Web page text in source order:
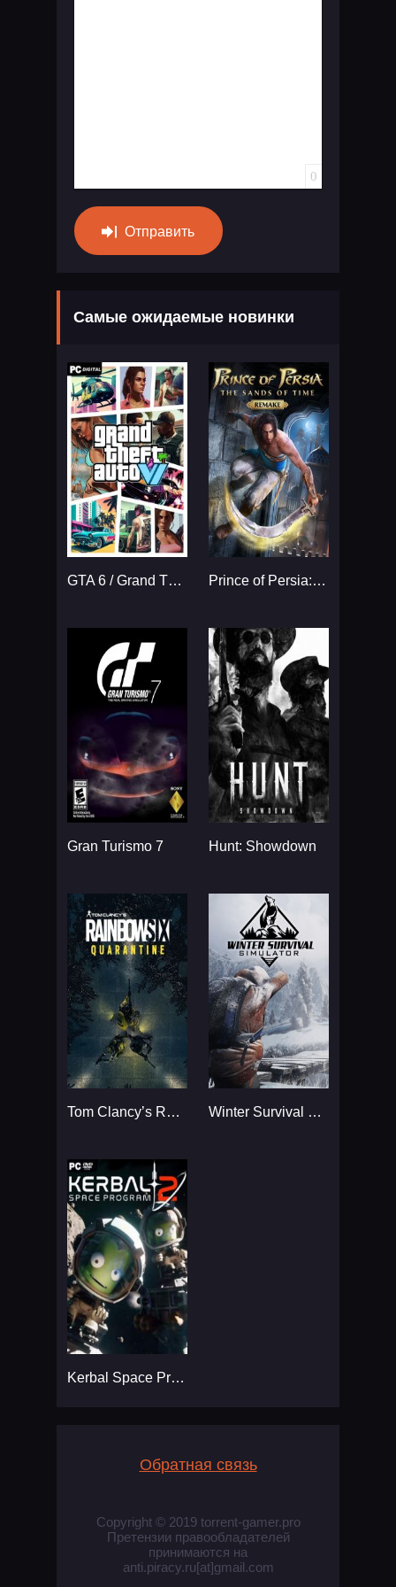
0
Отправить
Самые ожидаемые новинки
GTA 6 / Grand Theft Auto VI Prince of Persia: The Sands
Gran Turismo 7 Hunt: Showdown
Tom Clancy’s Rainbow Six Winter Survival Simulator
Kerbal Space Program 2
Обратная связь
Copyright © 2019 torrent-gamer.pro
Претензии правообладателей
принимаются на
anti.piracy.ru[at]gmail.com